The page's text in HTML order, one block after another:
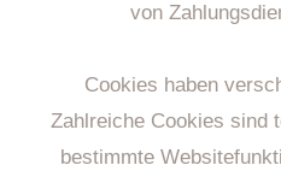
von
Cookies haben
Zahlreiche Cookies sind
bestimmte